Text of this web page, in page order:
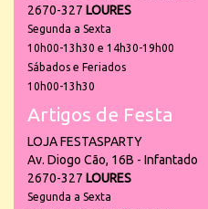
2670-327 LOURES
Segunda a Sexta
10h00-13h30 e 14h30-19h00
Sábados e Feriados
10h00-13h30
Artigos de Festa
LOJA FESTASPARTY
Av. Diogo Cão, 16B - Infantado
2670-327 LOURES
Segunda a Sexta